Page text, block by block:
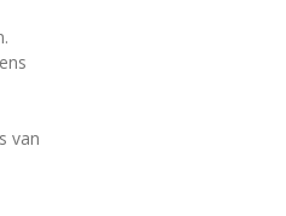
van